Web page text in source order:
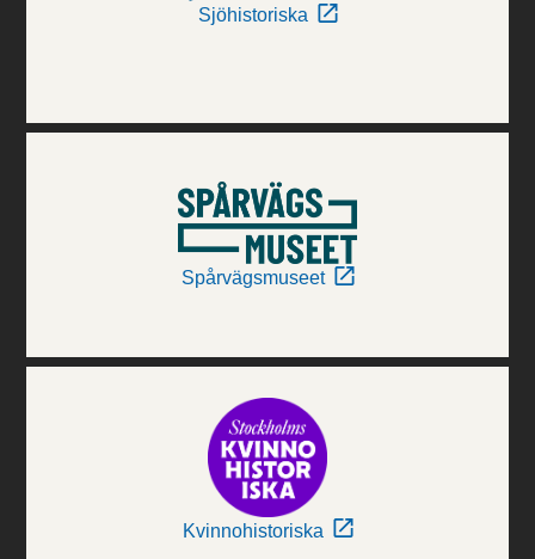
Sjöhistoriska
Spårvägsmuseet
Kvinnohistoriska